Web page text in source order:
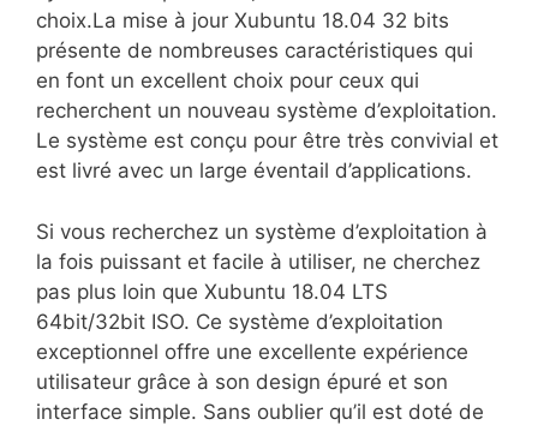
choix.La mise à jour Xubuntu 18.04 32 bits
présente de nombreuses caractéristiques qui
en font un excellent choix pour ceux qui
recherchent un nouveau système d’exploitation.
Le système est conçu pour être très convivial et
est livré avec un large éventail d’applications.
Si vous recherchez un système d’exploitation à
la fois puissant et facile à utiliser, ne cherchez
pas plus loin que Xubuntu 18.04 LTS
64bit/32bit ISO. Ce système d’exploitation
exceptionnel offre une excellente expérience
utilisateur grâce à son design épuré et son
interface simple. Sans oublier qu’il est doté de